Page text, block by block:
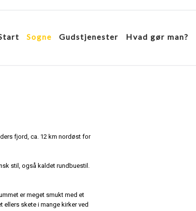
Sogne Gudstjenester Hvad gør man?
fjord, ca. 12 km nordøst for
stil, også kaldet rundbuestil.
er meget smukt med et
skete i mange kirker ved